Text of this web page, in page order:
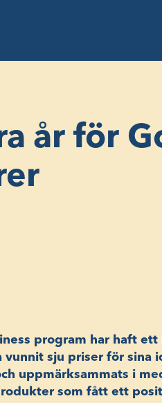
år för
program har haft
vunnit sju priser för sina
uppmärksammats i
som fått ett